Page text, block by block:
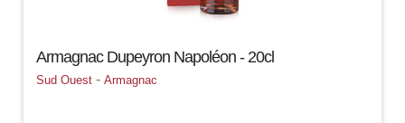
Armagnac Dupeyron Napoléon - 20cl
Sud Ouest -Armagnac